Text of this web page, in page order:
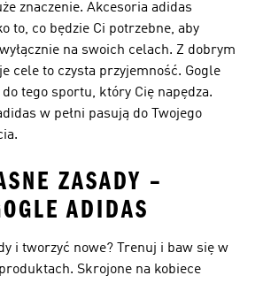
znaczenie. Akcesoria adidas
to, co będzie Ci potrzebne, aby
na swoich celach. Z dobrym
cele to czysta przyjemność. Gogle
tego sportu, który Cię napędza.
w pełni pasują do Twojego
ZASADY –
ADIDAS
i tworzyć nowe? Trenuj i baw się w
Skrojone na kobiece